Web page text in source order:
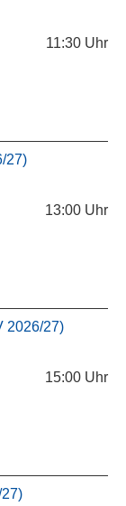
11:30 Uhr
27)
13:00 Uhr
2026/27)
15:00 Uhr